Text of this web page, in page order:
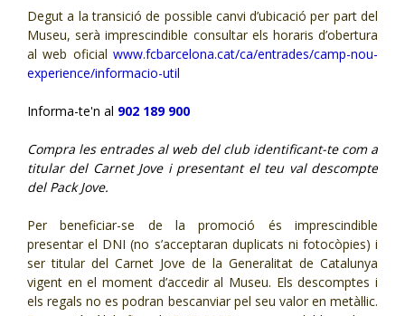
Degut a la transició de possible canvi d’ubicació per part del
Museu, serà imprescindible consultar els horaris d’obertura
al web oficial www.fcbarcelona.cat/ca/entrades/camp-nou-
experience/informacio-util
Informa-te'n al 902 189 900
Compra les entrades al web del club identificant-te com a
titular del Carnet Jove i presentant el teu val descompte
del Pack Jove.
Per beneficiar-se de la promoció és imprescindible
presentar el DNI (no s’acceptaran duplicats ni fotocòpies) i
ser titular del Carnet Jove de la Generalitat de Catalunya
vigent en el moment d’accedir al Museu. Els descomptes i
els regals no es podran bescanviar pel seu valor en metàl·lic.